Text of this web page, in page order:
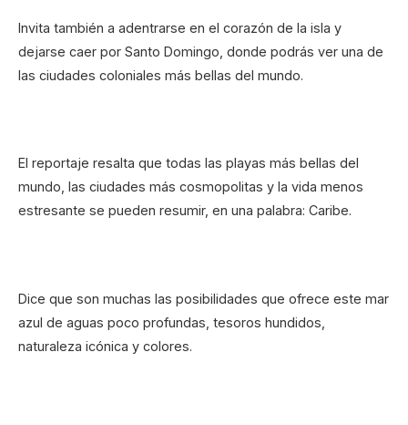
Invita también a adentrarse en el corazón de la isla y
dejarse caer por Santo Domingo, donde podrás ver una de
las ciudades coloniales más bellas del mundo.
El reportaje resalta que todas las playas más bellas del
mundo, las ciudades más cosmopolitas y la vida menos
estresante se pueden resumir, en una palabra: Caribe.
Dice que son muchas las posibilidades que ofrece este mar
azul de aguas poco profundas, tesoros hundidos,
naturaleza icónica y colores.